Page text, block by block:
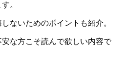
。
ないためのポイントも紹介。
安な方こそ読んで欲しい内容で